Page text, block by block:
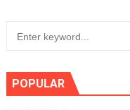
POPULAR